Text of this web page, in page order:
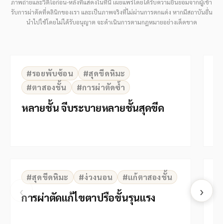
ภาพถ่ายและวิดีโอก่อน-หลังที่แสดงในที่นี้ เผยแพร่โดยได้รับความยินยอมจากผู้เข้า
รับการผ่าตัดที่คลินิกของเรา และเป็นภาพจริงที่ไม่ผ่านการตกแต่ง หากมีสถาบันอื่น
นำไปใช้โดยไม่ได้รับอนุญาต จะดำเนินการตามกฎหมายอย่างเด็ดขาด
‹ ›
BEFORE
#รอยพับซ้อน
#สุดขีดหิมะ
#ตาสองชั้น
#การผ่าตัดซ้ำ
หลายชั้น จีบระบายหลายชั้นสุดขีด
BEFORE AFTER
#สุดขีดหิมะ #ง่วงนอน #แก้ตาสองชั้น
การผ่าตัดแก้ไขตาปรือขั้นรุนแรง